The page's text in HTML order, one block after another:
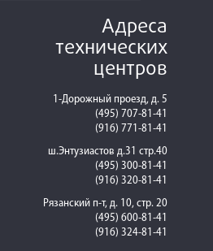
Адреса
технических
центров
1-Дорожный проезд, д. 5
(495) 707-81-41
(916) 771-81-41
ш.Энтузиастов д.31 стр.40
(495) 300-81-41
(916) 320-81-41
Рязанский п-т, д. 10, стр. 20
(495) 600-81-41
(916) 324-81-41